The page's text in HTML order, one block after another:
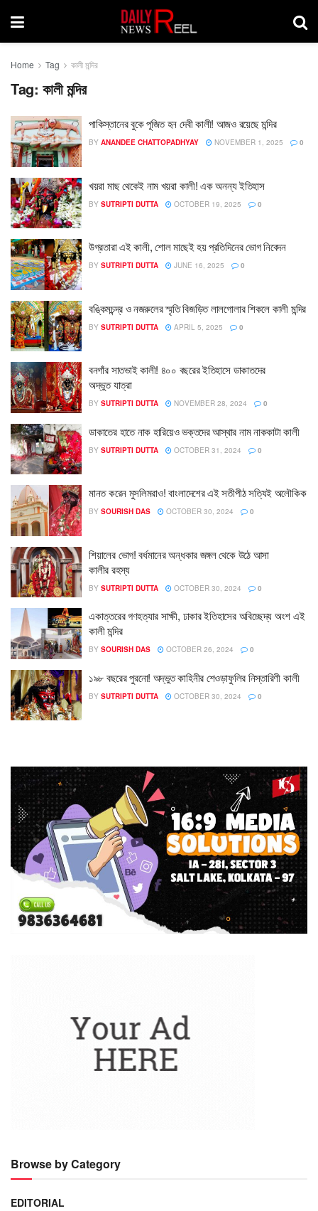
Home Tag কালী মন্দির
Tag: কালী মন্দির
পাকিস্তানের বুকে পূজিত হন দেবী কালী! আজও রয়েছে মন্দির
BY ANANDEE CHATTOPADHYAY NOVEMBER 1, 2025 0
খয়রা মাছ থেকেই নাম খয়রা কালী! এক অনন্য ইতিহাস
BY SUTRIPTI DUTTA OCTOBER 19, 2025 0
উগ্রতারা এই কালী, শোল মাছেই হয় প্রতিদিনের ভোগ নিবেদন
BY SUTRIPTI DUTTA JUNE 16, 2025 0
বঙ্কিমচন্দ্র ও নজরুলের স্মৃতি বিজড়িত লালগোলার শিকলে কালী মন্দির
BY SUTRIPTI DUTTA APRIL 5, 2025 0
বনগাঁর সাতভাই কালী! ৪০০ বছরের ইতিহাসে ডাকাতদের
অদ্ভুত যাত্রা
BY SUTRIPTI DUTTA NOVEMBER 28, 2024 0
ডাকাতের হাতে নাক হারিয়েও ভক্তদের আস্থার নাম নাককাটা কালী
BY SUTRIPTI DUTTA OCTOBER 31, 2024 0
মানত করেন মুসলিমরাও! বাংলাদেশের এই সতীপীঠ সত্যিই অলৌকিক
BY SOURISH DAS OCTOBER 30, 2024 0
শিয়ালের ভোগ! বর্ধমানের অন্ধকার জঙ্গল থেকে উঠে আসা
কালীর রহস্য
BY SUTRIPTI DUTTA OCTOBER 30, 2024 0
একাত্তরের গণহত্যার সাক্ষী, ঢাকার ইতিহাসের অবিচ্ছেদ্য অংশ এই
কালী মন্দির
BY SOURISH DAS OCTOBER 26, 2024 0
১৯৮ বছরের পুরনো! অদ্ভুত কাহিনীর শেওড়াফুলির নিস্তারিণী কালী
BY SUTRIPTI DUTTA OCTOBER 30, 2024 0
Browse by Category
EDITORIAL